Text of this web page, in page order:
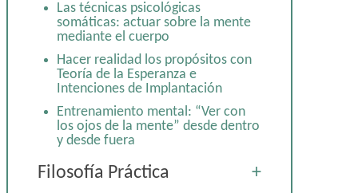
“Sentarse a olvidar”
Ansiedad vital y liberación por las
vías Vedanta, Estoica, Budista y
Existencialista en una síntesis
En el camino de Shambhala:
discernimiento, calma y
benevolencia
Psicosabiduría para tiempos de
crisis. Tomar las riendas para la
salud y la Eudaimonía
Las técnicas psicológicas
somáticas: actuar sobre la mente
mediante el cuerpo
Hacer realidad los propósitos con
Teoría de la Esperanza e
Intenciones de Implantación
Entrenamiento mental: “Ver con
los ojos de la mente” desde dentro
y desde fuera
Equilibrar el volumen de ego,
sintiéndose con menos privilegios, +
Filosofía Práctica